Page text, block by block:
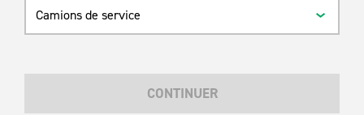
Camions de service
CONTINUER